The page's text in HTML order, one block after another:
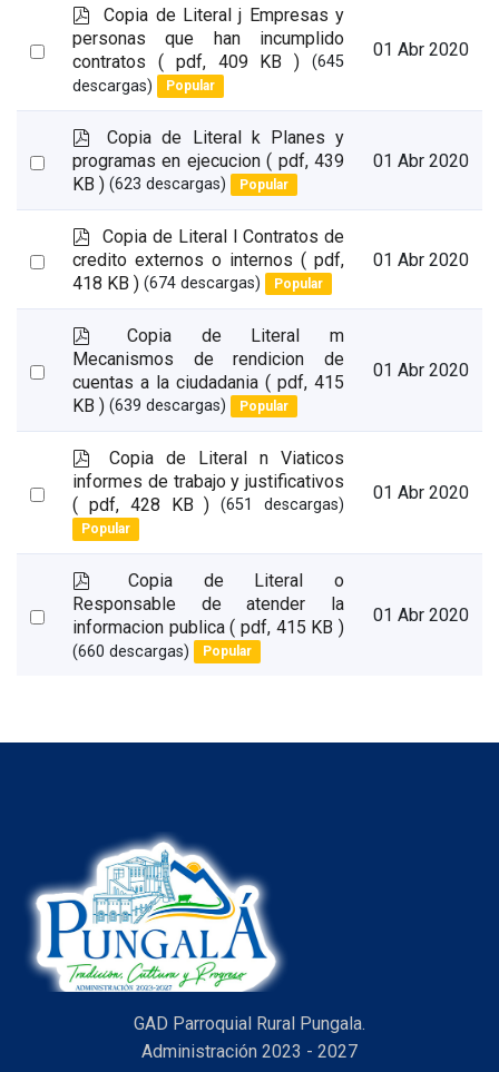
Select
item
p
d
f
Copia de Literal j Empresas y
personas que han incumplido
contratos
( pdf, 409 KB )
(645
descargas)
Popular
01 Abr 2020
Select
p
d
f
Copia de Literal k Planes y
programas en ejecucion ( pdf, 439
KB ) (623 descargas) Popular
01 Abr 2020
Select
p
d
f
Copia de Literal l Contratos de
credito externos o internos ( pdf,
418 KB ) (674 descargas) Popular
01 Abr 2020
Select
item
p
d
f
Copia de Literal m
Mecanismos de rendicion de
cuentas a la ciudadania ( pdf, 415
KB ) (639 descargas) Popular
01 Abr 2020
Select
item
p
d
f
Copia de Literal n Viaticos
informes de trabajo y justificativos
( pdf, 428 KB ) (651 descargas)
Popular
01 Abr 2020
Select
p
d
f
Copia de Literal o
Responsable de atender la
informacion publica ( pdf, 415 KB )
(660 descargas) Popular
01 Abr 2020
GAD Parroquial Rural Pungala.
Administración 2023 - 2027